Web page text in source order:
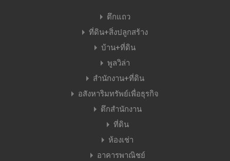
ตึกแถว
ที่ดิน+สิ่งปลูกสร้าง
บ้าน+ที่ดิน
พูลวิล่า
สำนักงาน+ที่ดิน
อสังหาริมทรัพย์เพื่อธุรกิจ
ตึกสำนักงาน
ที่ดิน
ห้องเช่า
อาคารพาณิชย์